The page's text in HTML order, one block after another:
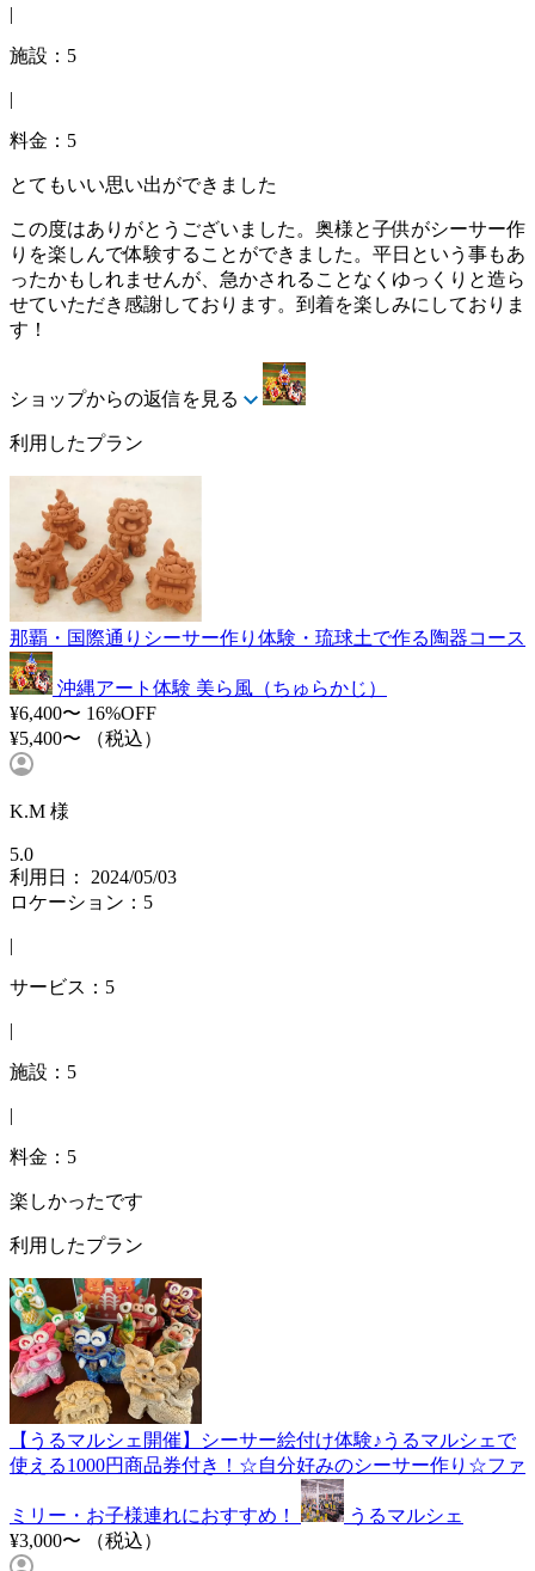
|
施設：5
|
料金：5
とてもいい思い出ができました
この度はありがとうございました。奥様と子供がシーサー作
りを楽しんで体験することができました。平日という事もあ
ったかもしれませんが、急かされることなくゆっくりと造ら
せていただき感謝しております。到着を楽しみにしておりま
す！
ショップからの返信を見る
利用したプラン
那覇・国際通りシーサー作り体験・琉球土で作る陶器コース
沖縄アート体験 美ら風（ちゅらかじ）
¥6,400〜 16%OFF
¥5,400〜
（税込）
K.M 様
5.0
利用日： 2024/05/03
ロケーション：5
|
サービス：5
|
施設：5
|
料金：5
楽しかったです
利用したプラン
【うるマルシェ開催】シーサー絵付け体験♪うるマルシェで
使える1000円商品券付き！☆自分好みのシーサー作り☆ファ
ミリー・お子様連れにおすすめ！
うるマルシェ
¥3,000〜
（税込）